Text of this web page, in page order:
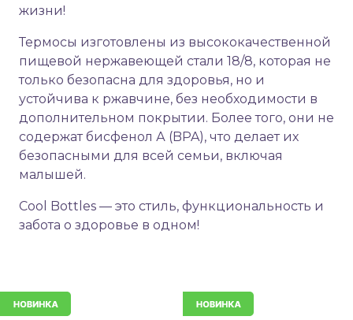
жизни!
Термосы изготовлены из высококачественной
пищевой нержавеющей стали 18/8, которая не
только безопасна для здоровья, но и
устойчива к ржавчине, без необходимости в
дополнительном покрытии. Более того, они не
содержат бисфенол А (BPA), что делает их
безопасными для всей семьи, включая
малышей.
Cool Bottles — это стиль, функциональность и
забота о здоровье в одном!